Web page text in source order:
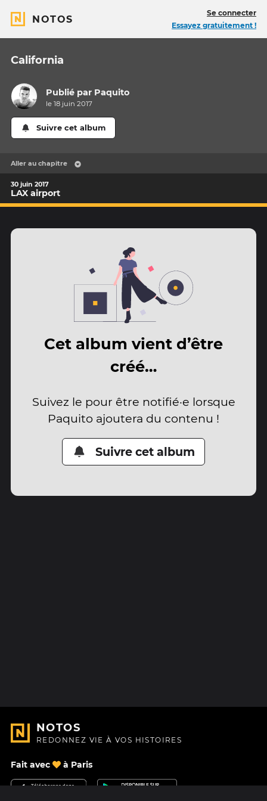
NOTOS
Se connecter
Essayez gratuitement !
California
Publié par Paquito
le 18 juin 2017
Suivre cet album
Aller au chapitre
30 juin 2017
LAX airport
Cet album vient d’être
créé…
Suivez le pour être notifié·e lorsque
Paquito ajoutera du contenu !
Suivre cet album
NOTOS
REDONNEZ VIE À VOS HISTOIRES
Fait avec à Paris